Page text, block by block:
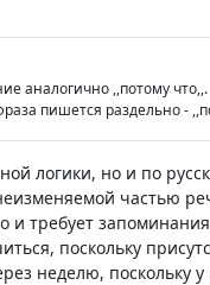
аналогично ,,потому что,,.
пишется раздельно -
логики, но и по
частью
и требует
поскольку
неделю, поскольку у